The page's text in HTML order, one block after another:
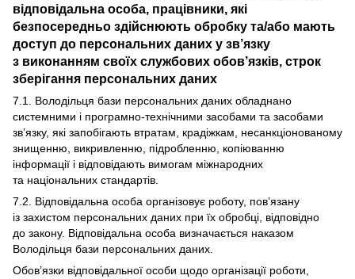
відповідальна особа, працівники, які
безпосередньо здійснюють обробку та/або мають
доступ до персональних даних у зв’язку
з виконанням своїх службових обов’язків, строк
зберігання персональних даних
7.1. Володільця бази персональних даних обладнано
системними і програмно-технічними засобами та засобами
зв’язку, які запобігають втратам, крадіжкам, несанкціонованому
знищенню, викривленню, підробленню, копіюванню
інформації і відповідають вимогам міжнародних
та національних стандартів.
7.2. Відповідальна особа організовує роботу, пов’язану
із захистом персональних даних при їх обробці, відповідно
до закону. Відповідальна особа визначається наказом
Володільця бази персональних даних.
Обов’язки відповідальної особи щодо організації роботи,